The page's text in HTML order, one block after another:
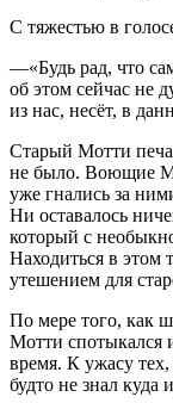
С тяжестью в
—«Будь рад, что
об этом сейчас не
из нас, несёт, в
Старый Мотти
не было. Воющие
уже гнались за
Ни оставалось
который с
Находиться в этом
утешением для
По мере того, как
Мотти спотыкался
время. К ужасу тех,
будто не знал куда